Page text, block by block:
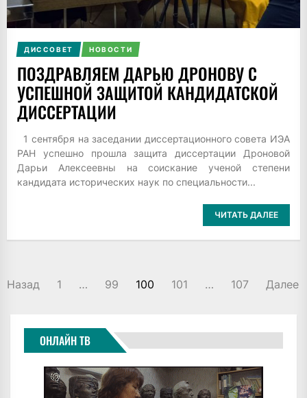
ДИССОВЕТ НОВОСТИ
ПОЗДРАВЛЯЕМ ДАРЬЮ ДРОНОВУ С
УСПЕШНОЙ ЗАЩИТОЙ КАНДИДАТСКОЙ
ДИССЕРТАЦИИ
1 сентября на заседании диссертационного совета ИЭА
РАН успешно прошла защита диссертации Дроновой
Дарьи Алексеевны на соискание ученой степени
кандидата исторических наук по специальности...
ЧИТАТЬ ДАЛЕЕ
ПАГИНАЦИЯ
Назад 1 … 99 100 101 … 107 Далее
ОНЛАЙН ТВ